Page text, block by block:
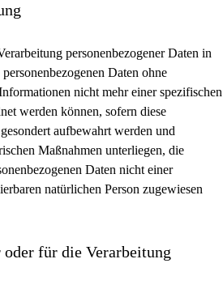
personenbezogener Daten in
Daten ohne
nicht mehr einer spezifischen
werden können, sofern diese
aufbewahrt werden und
Maßnahmen unterliegen, die
Daten nicht einer
natürlichen Person zugewiesen
für die Verarbeitung